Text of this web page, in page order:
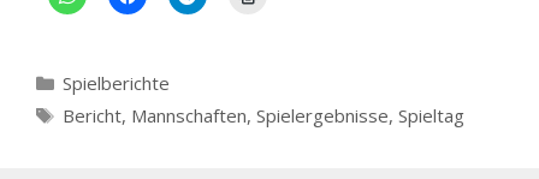
Kategorien
Spielberichte
Schlagwörter
Bericht, Mannschaften, Spielergebnisse, Spieltag